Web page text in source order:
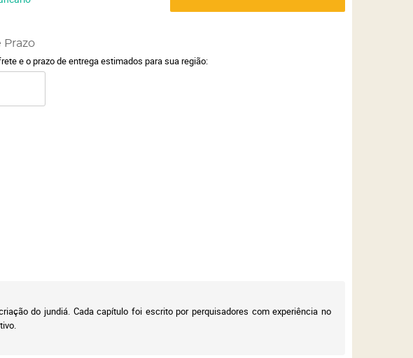
Prazo
e o prazo de entrega estimados para sua região:
do jundiá. Cada capítulo foi escrito por perquisadores com experiência no